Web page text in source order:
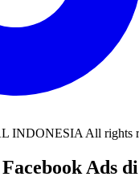
INDONESIA All rights
Ads